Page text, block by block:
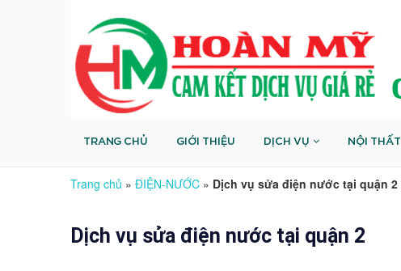
TRANG CHỦ GIỚI THIỆU DỊCH VỤ NỘI THẤT
Trang chủ » ĐIỆN-NƯỚC » Dịch vụ sửa điện nước tại quận 2
Dịch vụ sửa điện nước tại quận 2